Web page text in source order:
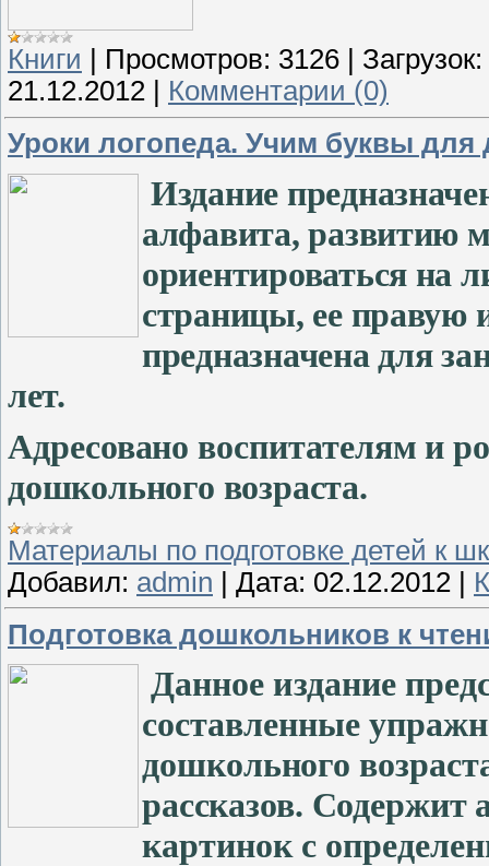
Книги Просмотров: 3126
Загрузок:
21.12.2012
Комментарии (0)
Уроки логопеда. Учим буквы для
Издание
алфавита, развитию
ориентироваться на
страницы, ее правую
предназначена для
лет.
Адресовано воспитателям и
дошкольного возраста.
Материалы по подготовке детей к
Добавил: admin Дата: 02.12.2012
Подготовка дошкольников к
Данное издание
состав­ленные
дошкольного
рассказов.
картинок с